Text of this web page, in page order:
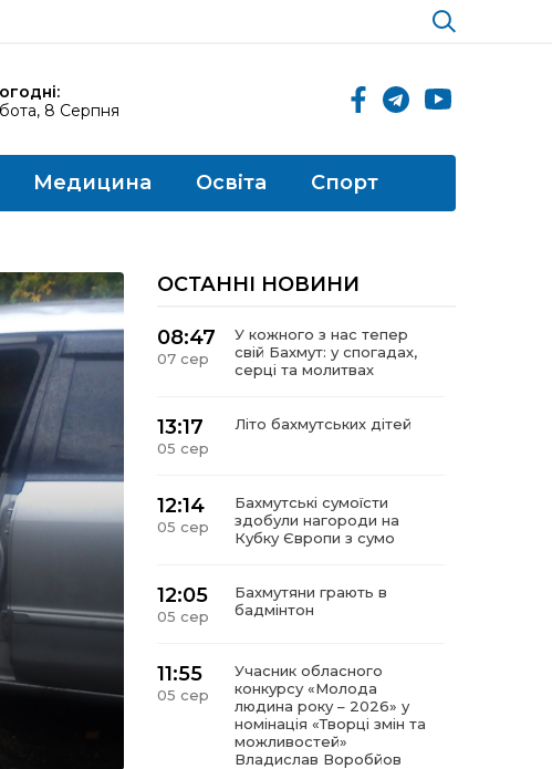
8 Серпня
Медицина Освіта Спорт
ОСТАННІ НОВИНИ
08:47
07 сер
У кожного з нас тепер
свій Бахмут: у спогадах,
серці та молитвах
13:17
05 сер
Літо бахмутських дітей
12:14
05 сер
Бахмутські сумоїсти
здобули нагороди на
Кубку Європи з сумо
12:05
05 сер
Бахмутяни грають в
бадмінтон
11:55
05 сер
Учасник обласного
конкурсу «Молода
людина року – 2026» у
номінація «Творці змін та
можливостей»
Владислав Воробйов